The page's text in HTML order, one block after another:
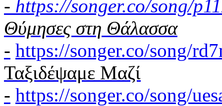
- https://songer.co/song/
Θύμησες στη Θάλασσα
- https://songer.co/song/
Ταξιδέψαμε Μαζί
- https://songer.co/song/